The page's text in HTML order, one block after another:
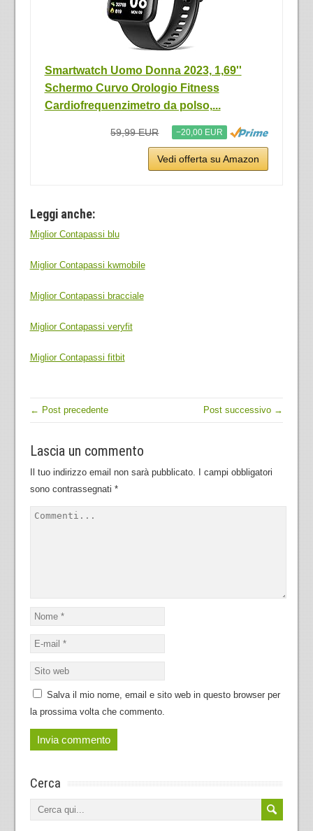
Smartwatch Uomo Donna 2023, 1,69''
Schermo Curvo Orologio Fitness
Cardiofrequenzimetro da polso,...
59,99 EUR −20,00 EUR
Vedi offerta su Amazon
Leggi anche:
Miglior Contapassi blu
Miglior Contapassi kwmobile
Miglior Contapassi bracciale
Miglior Contapassi veryfit
Miglior Contapassi fitbit
← Post precedente Post successivo →
Lascia un commento
Il tuo indirizzo email non sarà pubblicato.
I campi obbligatori
sono contrassegnati *
Salva il mio nome, email e sito web in questo browser per
la prossima volta che commento.
Cerca